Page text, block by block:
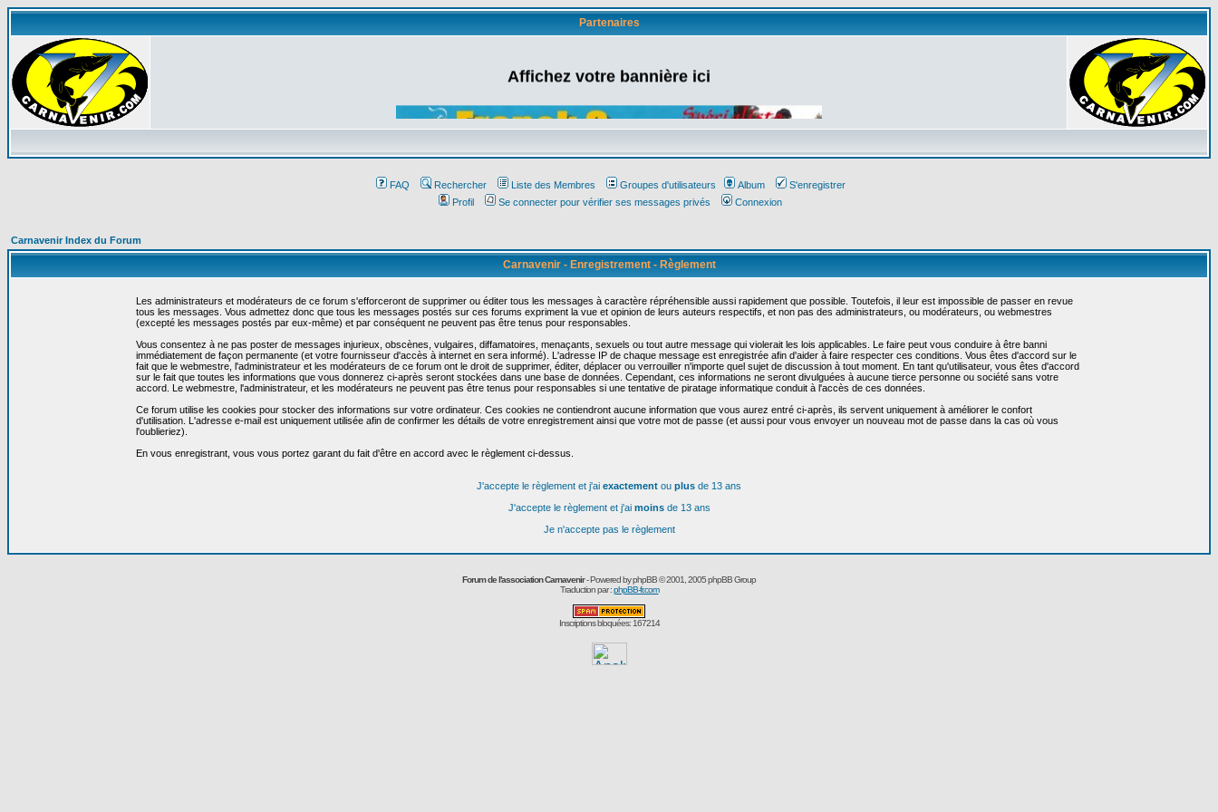
Partenaires
Affichez votre bannière ici
FAQ Rechercher Liste des Membres Groupes d'utilisateurs Album
S'enregistrer
Profil
Se connecter pour vérifier ses messages privés Connexion
Carnavenir Index du Forum
Carnavenir - Enregistrement - Règlement
Les administrateurs et modérateurs de ce forum s'efforceront de supprimer ou éditer tous les messages à caractère répréhensible aussi rapidement que possible. Toutefois, il leur est impossible de passer en revue
tous les messages. Vous admettez donc que tous les messages postés sur ces forums expriment la vue et opinion de leurs auteurs respectifs, et non pas des administrateurs, ou modérateurs, ou webmestres
(excepté les messages postés par eux-même) et par conséquent ne peuvent pas être tenus pour responsables.
Vous consentez à ne pas poster de messages injurieux, obscènes, vulgaires, diffamatoires, menaçants, sexuels ou tout autre message qui violerait les lois applicables. Le faire peut vous conduire à être banni
immédiatement de façon permanente (et votre fournisseur d'accès à internet en sera informé). L'adresse IP de chaque message est enregistrée afin d'aider à faire respecter ces conditions. Vous êtes d'accord sur le
fait que le webmestre, l'administrateur et les modérateurs de ce forum ont le droit de supprimer, éditer, déplacer ou verrouiller n'importe quel sujet de discussion à tout moment. En tant qu'utilisateur, vous êtes d'accord
sur le fait que toutes les informations que vous donnerez ci-après seront stockées dans une base de données. Cependant, ces informations ne seront divulguées à aucune tierce personne ou société sans votre
accord. Le webmestre, l'administrateur, et les modérateurs ne peuvent pas être tenus pour responsables si une tentative de piratage informatique conduit à l'accès de ces données.
Ce forum utilise les cookies pour stocker des informations sur votre ordinateur. Ces cookies ne contiendront aucune information que vous aurez entré ci-après, ils servent uniquement à améliorer le confort
d'utilisation. L'adresse e-mail est uniquement utilisée afin de confirmer les détails de votre enregistrement ainsi que votre mot de passe (et aussi pour vous envoyer un nouveau mot de passe dans la cas où vous
l'oublieriez).
En vous enregistrant, vous vous portez garant du fait d'être en accord avec le règlement ci-dessus.
J'accepte le règlement et j'ai exactement ou plus de 13 ans
J'accepte le règlement et j'ai moinsde 13 ans
Je n'accepte pas le règlement
Forum de l'association Carnavenir- Powered byphpBB© 2001, 2005 phpBB Group
Traduction par :phpBB-fr.com
Inscriptions bloquées: 167214